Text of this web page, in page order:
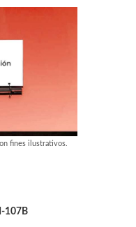
fines ilustrativos.
107B